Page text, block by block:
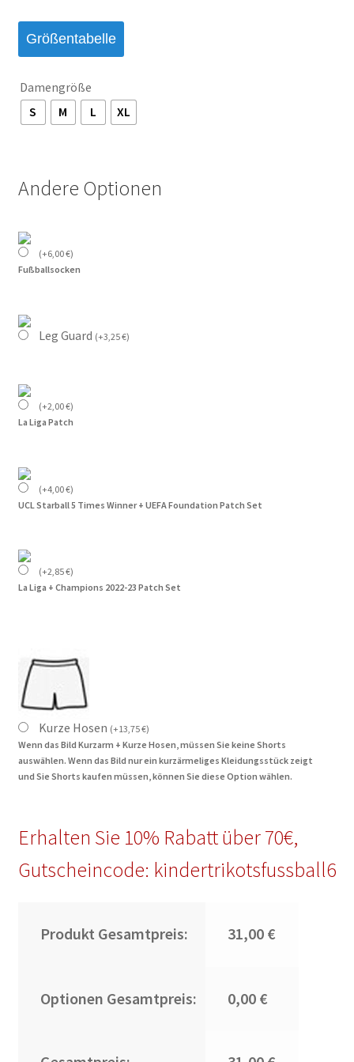
Größentabelle
Damengröße
S
M L XL
Andere Optionen
(+6,00€)
Fußballsocken
Leg Guard (+3,25€)
(+2,00€)
La Liga Patch
(+4,00€)
UCL Starball 5 Times Winner + UEFA Foundation Patch Set
(+2,85€)
La Liga + Champions 2022-23 Patch Set
Kurze Hosen (+13,75€)
Wenn das Bild Kurzarm + Kurze Hosen, müssen Sie keine Shorts
auswählen. Wenn das Bild nur ein kurzärmeliges Kleidungsstück zeigt
und Sie Shorts kaufen müssen, können Sie diese Option wählen.
Erhalten Sie 10% Rabatt über 70€,
Gutscheincode: kindertrikotsfussball6
Produkt Gesamtpreis: 31,00 €
Optionen Gesamtpreis: 0,00 €